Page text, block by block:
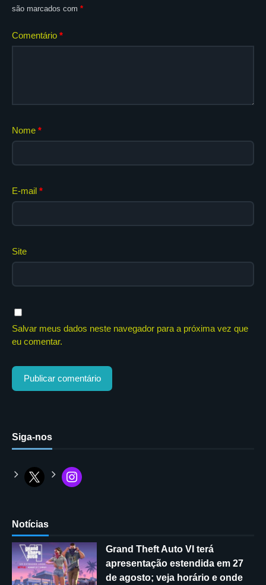
são marcados com *
Comentário *
Nome *
E-mail *
Site
Salvar meus dados neste navegador para a próxima vez que
eu comentar.
Siga-nos
Notícias
Grand Theft Auto VI terá
apresentação estendida em 27
de agosto; veja horário e onde